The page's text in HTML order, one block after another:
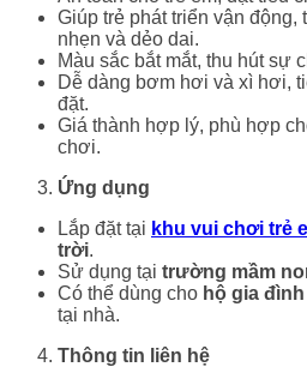
Giúp trẻ phát triển vận
nhẹn và dẻo dai.
Màu sắc bắt mắt, thu hút sự
Dễ dàng bơm hơi và xì hơi,
đặt.
Giá thành hợp lý, phù hợp
chơi.
Ứng dụng
Lắp đặt tại khu vui chơi trẻ
trời.
Sử dụng tại trường mầm
Có thể dùng cho hộ gia đình
tại nhà.
Thông tin liên hệ